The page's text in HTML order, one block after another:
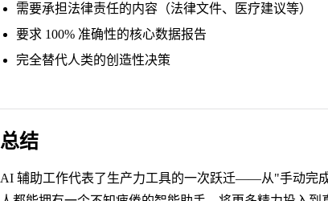
需要承担法律责任的内容（法律文件、医疗建议等）
要求 100% 准确性的核心数据报告
完全替代人类的创造性决策
总结
AI 辅助工作代表了生产力工具的一次跃迁——从"手动完